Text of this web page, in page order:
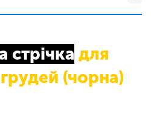
стрічка для
(чорна)